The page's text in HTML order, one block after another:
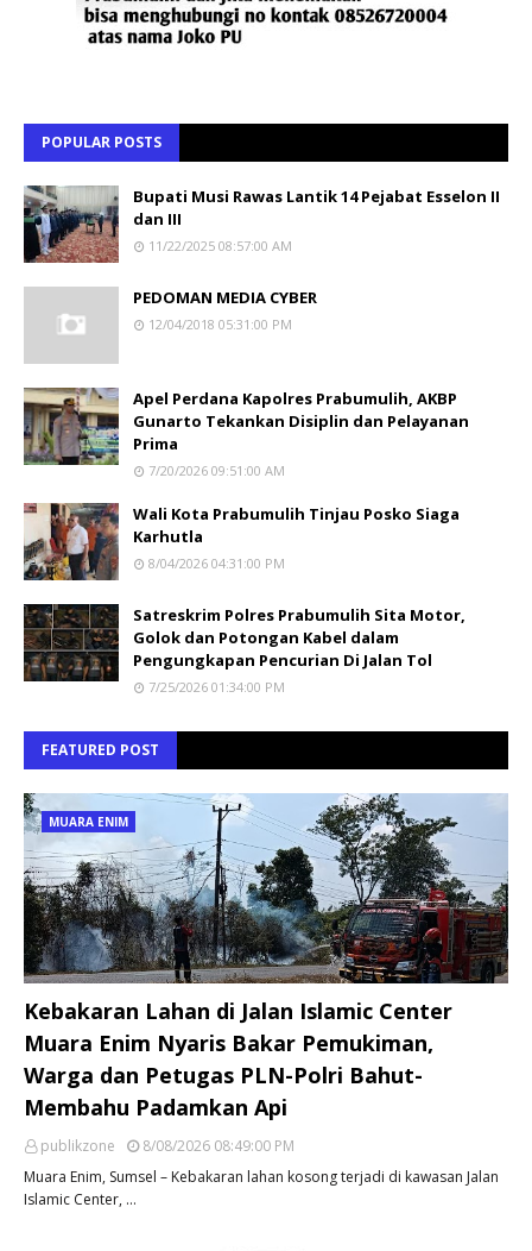
POPULAR POSTS
Bupati Musi Rawas Lantik 14 Pejabat Esselon II
dan III
11/22/2025 08:57:00 AM
PEDOMAN MEDIA CYBER
12/04/2018 05:31:00 PM
Apel Perdana Kapolres Prabumulih, AKBP
Gunarto Tekankan Disiplin dan Pelayanan
Prima
7/20/2026 09:51:00 AM
Wali Kota Prabumulih Tinjau Posko Siaga
Karhutla
8/04/2026 04:31:00 PM
Satreskrim Polres Prabumulih Sita Motor,
Golok dan Potongan Kabel dalam
Pengungkapan Pencurian Di Jalan Tol
7/25/2026 01:34:00 PM
FEATURED POST
MUARA ENIM
Kebakaran Lahan di Jalan Islamic Center
Muara Enim Nyaris Bakar Pemukiman,
Warga dan Petugas PLN-Polri Bahut-
Membahu Padamkan Api
publikzone
8/08/2026 08:49:00 PM
Muara Enim, Sumsel – Kebakaran lahan kosong terjadi di kawasan Jalan
Islamic Center, …